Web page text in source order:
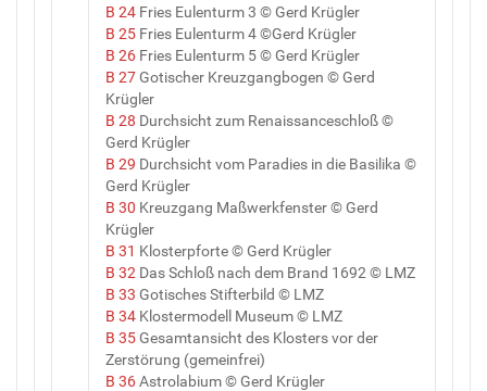
B 24 Fries Eulenturm 3 © Gerd Krügler
B 25 Fries Eulenturm 4 ©Gerd Krügler
B 26 Fries Eulenturm 5 © Gerd Krügler
B 27Gotischer Kreuzgangbogen © Gerd
Krügler
B 28 Durchsicht zum Renaissanceschloß ©
Gerd Krügler
B 29 Durchsicht vom Paradies in die Basilika ©
Gerd Krügler
B 30 Kreuzgang Maßwerkfenster © Gerd
Krügler
B 31 Klosterpforte © Gerd Krügler
B 32 Das Schloß nach dem Brand 1692 © LMZ
B 33 Gotisches Stifterbild © LMZ
B 34 Klostermodell Museum © LMZ
B 35Gesamtansicht des Klosters vor der
Zerstörung (gemeinfrei)
B 36Astrolabium © Gerd Krügler